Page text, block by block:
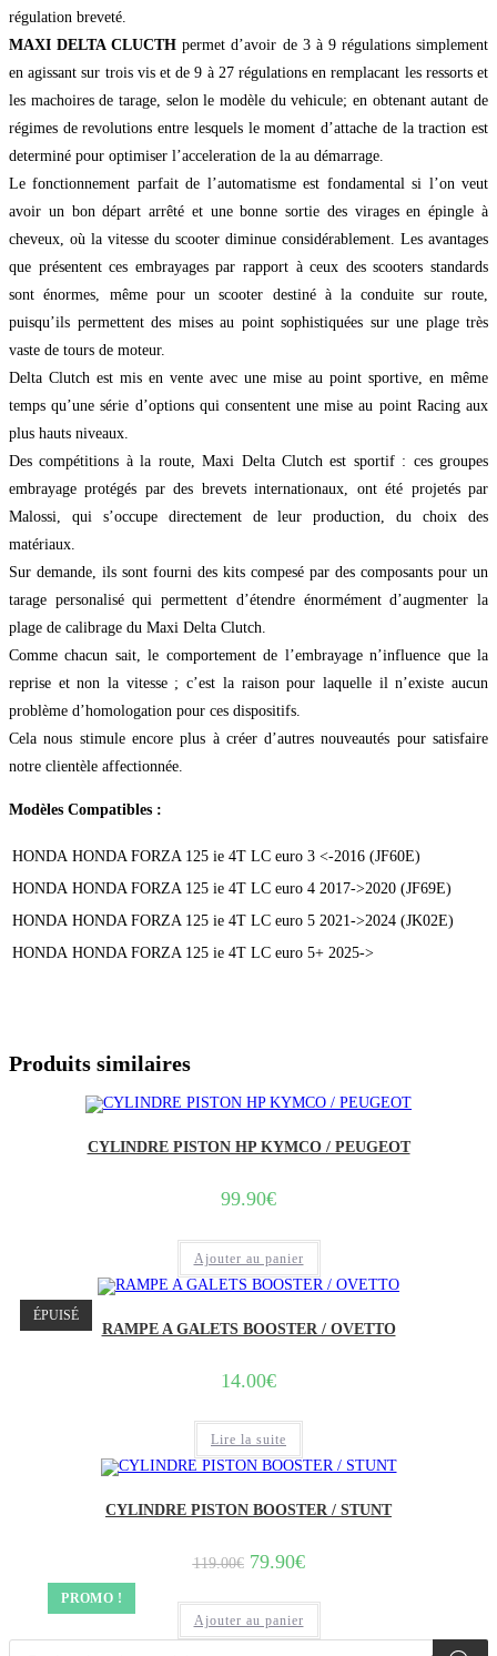
régulation breveté.
MAXI DELTA CLUCTH permet d’avoir de 3 à 9 régulations simplement
en agissant sur trois vis et de 9 à 27 régulations en remplacant les ressorts et
les machoires de tarage, selon le modèle du vehicule; en obtenant autant de
régimes de revolutions entre lesquels le moment d’attache de la traction est
determiné pour optimiser l’acceleration de la au démarrage.
Le fonctionnement parfait de l’automatisme est fondamental si l’on veut
avoir un bon départ arrêté et une bonne sortie des virages en épingle à
cheveux, où la vitesse du scooter diminue considérablement. Les avantages
que présentent ces embrayages par rapport à ceux des scooters standards
sont énormes, même pour un scooter destiné à la conduite sur route,
puisqu’ils permettent des mises au point sophistiquées sur une plage très
vaste de tours de moteur.
Delta Clutch est mis en vente avec une mise au point sportive, en même
temps qu’une série d’options qui consentent une mise au point Racing aux
plus hauts niveaux.
Des compétitions à la route, Maxi Delta Clutch est sportif : ces groupes
embrayage protégés par des brevets internationaux, ont été projetés par
Malossi, qui s’occupe directement de leur production, du choix des
matériaux.
Sur demande, ils sont fourni des kits compesé par des composants pour un
tarage personalisé qui permettent d’étendre énormément d’augmenter la
plage de calibrage du Maxi Delta Clutch.
Comme chacun sait, le comportement de l’embrayage n’influence que la
reprise et non la vitesse ; c’est la raison pour laquelle il n’existe aucun
problème d’homologation pour ces dispositifs.
Cela nous stimule encore plus à créer d’autres nouveautés pour satisfaire
notre clientèle affectionnée.
Modèles Compatibles :
HONDA HONDA FORZA 125 ie 4T LC euro 3 <-2016 (JF60E)
HONDA HONDA FORZA 125 ie 4T LC euro 4 2017->2020 (JF69E)
HONDA HONDA FORZA 125 ie 4T LC euro 5 2021->2024 (JK02E)
HONDA HONDA FORZA 125 ie 4T LC euro 5+ 2025->
Produits similaires
CYLINDRE PISTON HP KYMCO / PEUGEOT
99.90€
Ajouter au panier
ÉPUISÉ
RAMPE A GALETS BOOSTER / OVETTO
14.00€
Lire la suite
PROMO !
CYLINDRE PISTON BOOSTER / STUNT
119.00€ Le
initial
était :
119.00€.
79.90€Le
actuel
79.90€.
Ajouter au panier
Recherche